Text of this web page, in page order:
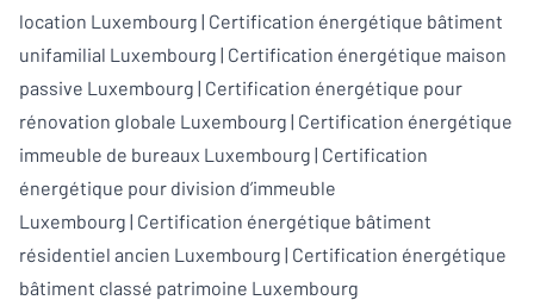
location Luxembourg | Certification énergétique bâtiment
unifamilial Luxembourg | Certification énergétique maison
passive Luxembourg | Certification énergétique pour
rénovation globale Luxembourg | Certification énergétique
immeuble de bureaux Luxembourg | Certification
énergétique pour division d’immeuble
Luxembourg | Certification énergétique bâtiment
résidentiel ancien Luxembourg | Certification énergétique
bâtiment classé patrimoine Luxembourg